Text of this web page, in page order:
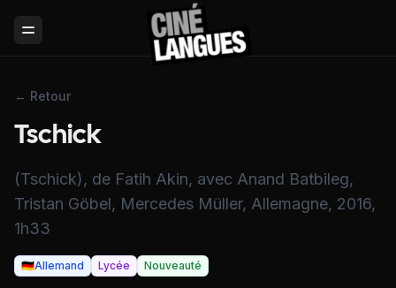
Toggle Menu
← Retour
Tschick
(Tschick), de Fatih Akin, avec Anand Batbileg,
Tristan Göbel, Mercedes Müller, Allemagne, 2016,
1h33
🇩🇪Allemand Lycée Nouveauté